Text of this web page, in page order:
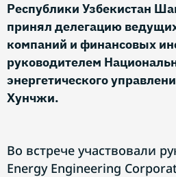
Республики Узбекистан
принял делегацию
компаний и финансовых
руководителем
энергетического
Хунчжи.
Во встрече участвовали
Energy Engineering